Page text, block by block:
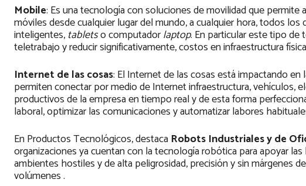
Mobile: Es una tecnología con soluciones de movilidad que
móviles desde cualquier lugar del mundo, a cualquier hora, todos
inteligentes, tabletso computadorlaptop. En particular este tipo
teletrabajo y reducir significativamente, costos en infraestructura
Internet de las cosas: El Internet de las cosas está impactando
permiten conectar por medio de Internet infraestructura,
productivos de la empresa en tiempo real y de esta forma
laboral, optimizar las comunicaciones y automatizar labores
En Productos Tecnológicos, destaca Robots Industriales y de
organizaciones ya cuentan con la tecnología robótica para apoyar
ambientes hostiles y de alta peligrosidad, precisión y sin márgenes
volúmenes .